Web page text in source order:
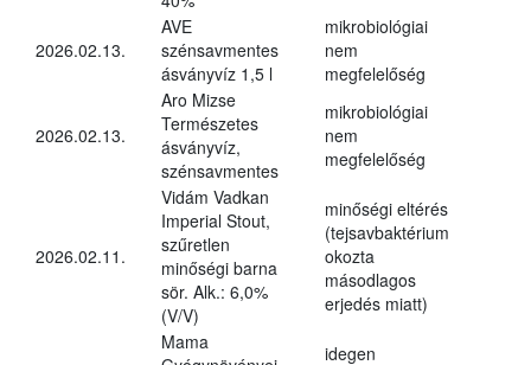
2026.02.13.
AVE
szénsavmentes
ásványvíz 1,5 l
mikrobiológiai
nem
megfelelőség
2026.02.13.
Aro Mizse
Természetes
ásványvíz,
szénsavmentes
mikrobiológiai
nem
megfelelőség
2026.02.11.
Vidám Vadkan
Imperial Stout,
szűretlen
minőségi barna
sör. Alk.: 6,0%
(V/V)
minőségi eltérés
(tejsavbaktérium
okozta
másodlagos
erjedés miatt)
Mama
idegen